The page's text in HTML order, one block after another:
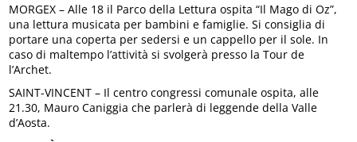
MORGEX – Alle 18 il Parco della Lettura ospita “Il Mago di Oz”,
una lettura musicata per bambini e famiglie. Si consiglia di
portare una coperta per sedersi e un cappello per il sole. In
caso di maltempo l’attività si svolgerà presso la Tour de
l’Archet.
SAINT-VINCENT – Il centro congressi comunale ospita, alle
21.30, Mauro Caniggia che parlerà di leggende della Valle
d’Aosta.